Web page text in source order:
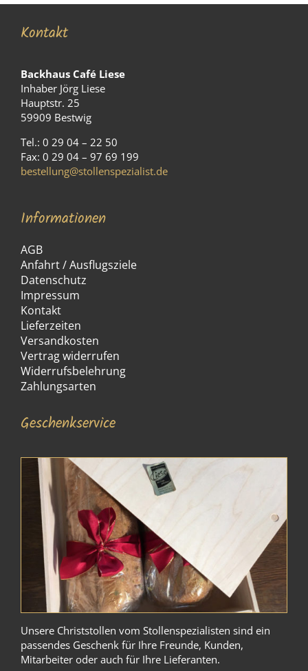
Kontakt
Backhaus Café Liese
Inhaber Jörg Liese
Hauptstr. 25
59909 Bestwig
Tel.: 0 29 04 – 22 50
Fax: 0 29 04 – 97 69 199
bestellung@stollenspezialist.de
Informationen
AGB
Anfahrt / Ausflugsziele
Datenschutz
Impressum
Kontakt
Lieferzeiten
Versandkosten
Vertrag widerrufen
Widerrufsbelehrung
Zahlungsarten
Geschenkservice
Unsere Christstollen vom Stollenspezialisten sind ein
passendes Geschenk für Ihre Freunde, Kunden,
Mitarbeiter oder auch für Ihre Lieferanten.